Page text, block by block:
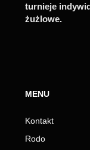
turnieje
żużlowe.
MENU
Kontakt
Rodo